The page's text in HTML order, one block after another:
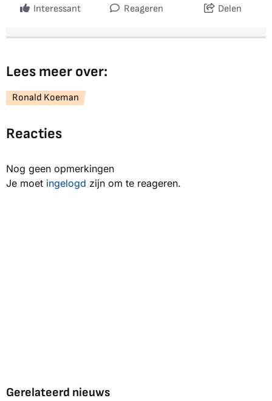
Interessant Reageren Delen
Lees meer over:
Ronald Koeman
Reacties
Nog geen opmerkingen
Je moet ingelogd zijn om te reageren.
Gerelateerd nieuws